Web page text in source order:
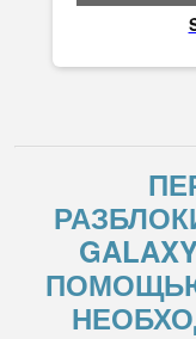
ПОМОЩЬЮ